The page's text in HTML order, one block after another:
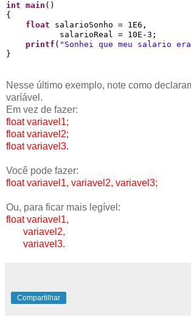
int main ()
{
float salarioSonho = 1E6,
           salarioReal = 10E-3;
printf ( " Sonhei que meu salario
Nesse último exemplo, note como
varíável.
Em vez de fazer:
float variavel1;
float variavel2;
float variavel3.
Você pode fazer:
float variavel1, variavel2, variavel3;
Ou, para ficar mais legível:
float variavel1,
variavel2,
variavel3.
Compartilhar